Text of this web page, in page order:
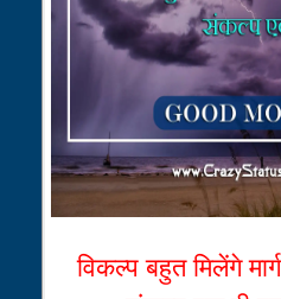
विकल्प बहुत मिलेंगे